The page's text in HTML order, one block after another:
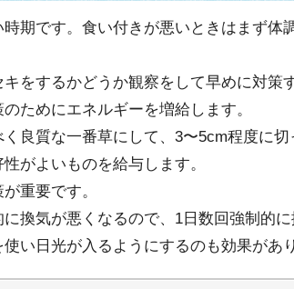
期です。食い付きが悪いときはまず体
をするかどうか観察をして早めに対策
ためにエネルギーを増給します。
良質な一番草にして、3〜5cm程度に
がよいものを給与します。
重要です。
換気が悪くなるので、1日数回強制的に
い日光が入るようにするのも効果があ